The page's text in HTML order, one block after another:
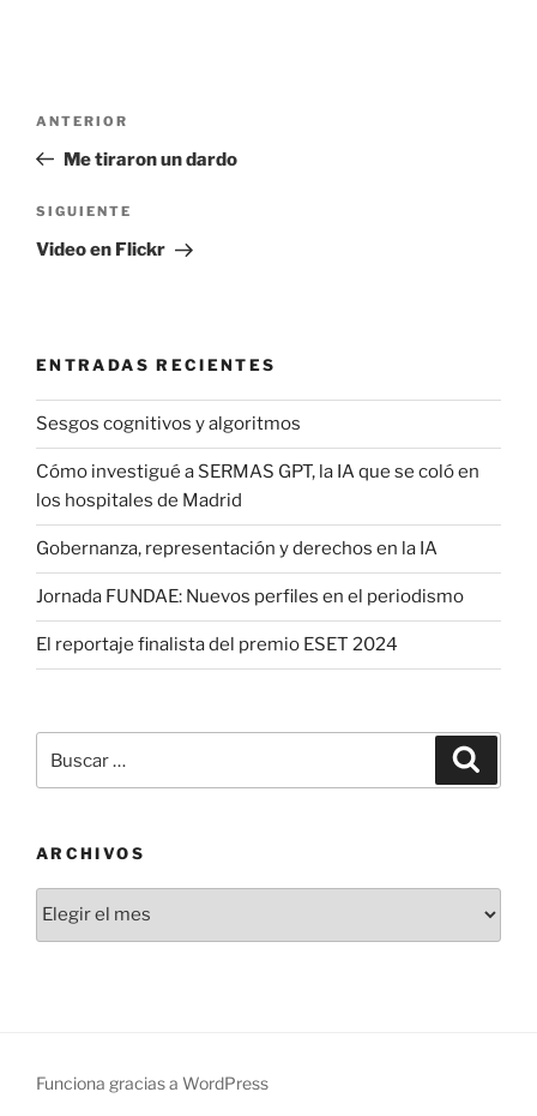
entradas
Entrada
anterior:
ANTERIOR
Me tiraron un dardo
Siguiente
entrada
SIGUIENTE
Video en Flickr
ENTRADAS RECIENTES
Sesgos cognitivos y algoritmos
Cómo investigué a SERMAS GPT, la IA que se coló en
los hospitales de Madrid
Gobernanza, representación y derechos en la IA
Jornada FUNDAE: Nuevos perfiles en el periodismo
El reportaje finalista del premio ESET 2024
por:
ARCHIVOS
Funciona gracias a WordPress